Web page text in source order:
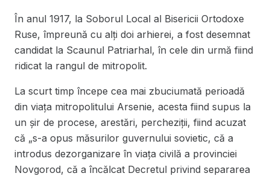
În anul 1917, la Soborul Local al Bisericii Ortodoxe
Ruse, împreună cu alți doi arhierei, a fost desemnat
candidat la Scaunul Patriarhal, în cele din urmă fiind
ridicat la rangul de mitropolit.
La scurt timp începe cea mai zbuciumată perioadă
din viața mitropolitului Arsenie, acesta fiind supus la
un șir de procese, arestări, percheziții, fiind acuzat
că „s-a opus măsurilor guvernului sovietic, că a
introdus dezorganizare în viața civilă a provinciei
Novgorod, că a încălcat Decretul privind separarea